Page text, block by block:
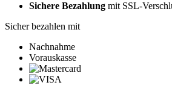
Sichere Bezahlung mit SSL-
Sicher bezahlen mit
Nachnahme
Vorauskasse